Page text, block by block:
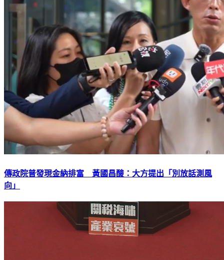
傳政院普發現金納排富 黃國昌酸：大方提出「別放話測風
向」